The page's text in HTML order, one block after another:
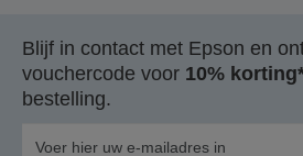
Blijf in contact met Epson en
vouchercode voor 10%
bestelling.